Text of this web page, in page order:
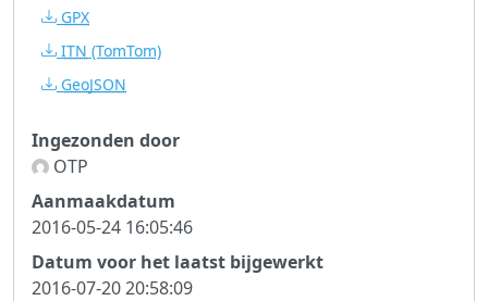
GPX
ITN (TomTom)
GeoJSON
Ingezonden door
OTP
Aanmaakdatum
2016-05-24 16:05:46
Datum voor het laatst bijgewerkt
2016-07-20 20:58:09